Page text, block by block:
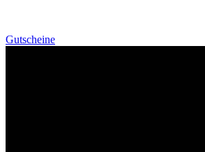
Gutscheine